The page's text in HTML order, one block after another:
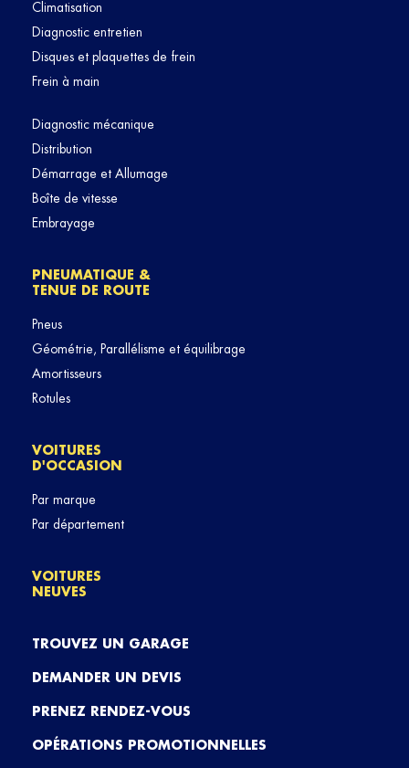
Climatisation
Diagnostic entretien
Disques et plaquettes de frein
Frein à main
Diagnostic mécanique
Distribution
Démarrage et Allumage
Boîte de vitesse
Embrayage
PNEUMATIQUE &
TENUE DE ROUTE
Pneus
Géométrie, Parallélisme et équilibrage
Amortisseurs
Rotules
VOITURES
D'OCCASION
Par marque
Par département
VOITURES
NEUVES
TROUVEZ UN GARAGE
DEMANDER UN DEVIS
PRENEZ RENDEZ-VOUS
OPÉRATIONS PROMOTIONNELLES